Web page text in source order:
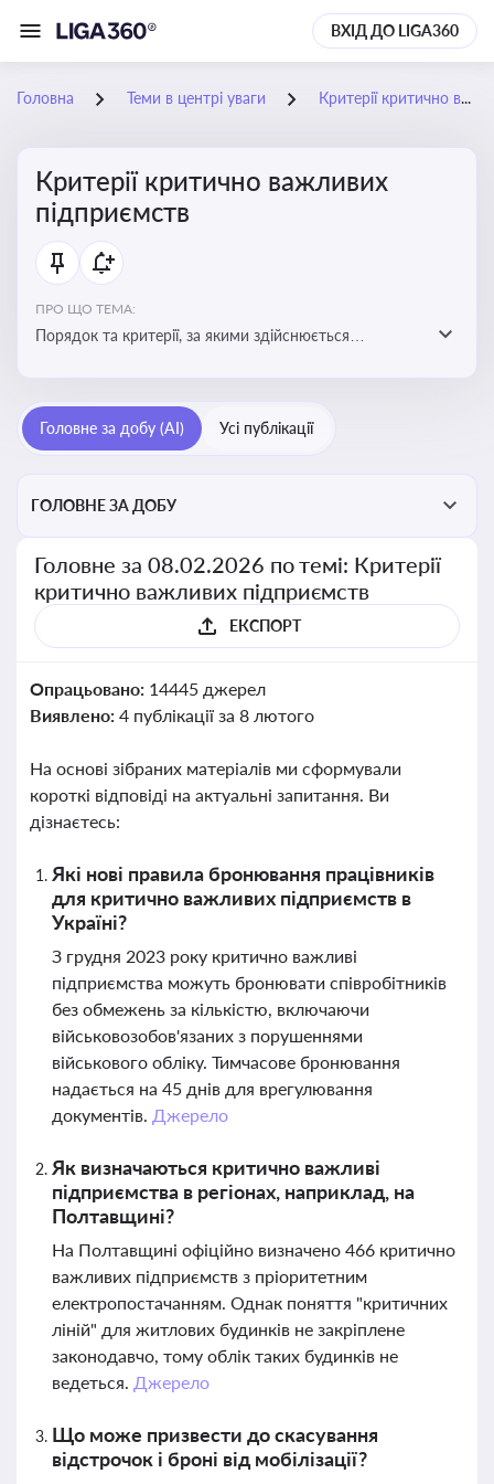
ВХІД ДО LIGA360
Головна Теми в центрі уваги Критерії критично важливих підприємств
Критерії критично важливих
підприємств
ПРО ЩО ТЕМА:
Порядок та критерії, за якими здійснюється
Головне за добу (AI) Усі публікації
ГОЛОВНЕ ЗА ДОБУ
Головне за 08.02.2026 по темі: Критерії
критично важливих підприємств
ЕКСПОРТ
Опрацьовано: 14445 джерел
Виявлено: 4 публікації за 8 лютого
На основі зібраних матеріалів ми сформували
короткі відповіді на актуальні запитання. Ви
дізнаєтесь:
Які нові правила бронювання працівників
для критично важливих підприємств в
Україні?
З грудня 2023 року критично важливі
підприємства можуть бронювати співробітників
без обмежень за кількістю, включаючи
військовозобов'язаних з порушеннями
військового обліку. Тимчасове бронювання
надається на 45 днів для врегулювання
документів. Джерело
Як визначаються критично важливі
підприємства в регіонах, наприклад, на
Полтавщині?
На Полтавщині офіційно визначено 466 критично
важливих підприємств з пріоритетним
електропостачанням. Однак поняття "критичних
ліній" для житлових будинків не закріплене
законодавчо, тому облік таких будинків не
ведеться. Джерело
Що може призвести до скасування
відстрочок і броні від мобілізації?